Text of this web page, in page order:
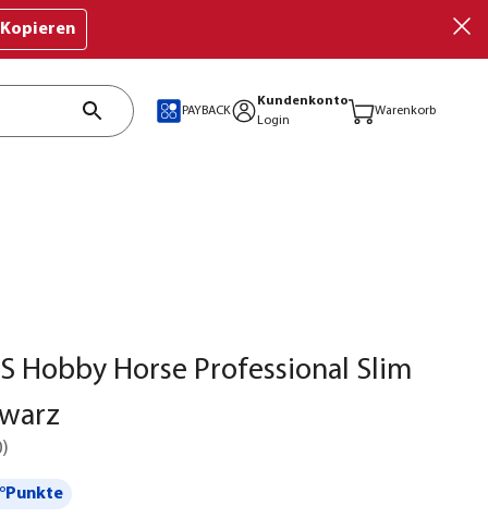
Kopieren
PAYBACK
Kundenkonto
Login
Warenkorb
Hobby Horse Professional Slim
)